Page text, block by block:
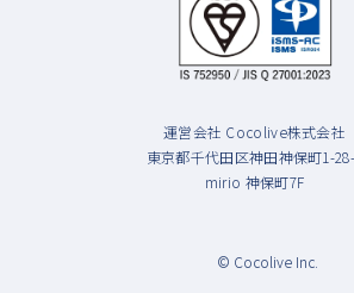
運営会社 Cocolive株式会社
東京都千代田区神田神保町1-
mirio 神保町7F
© Cocolive Inc.